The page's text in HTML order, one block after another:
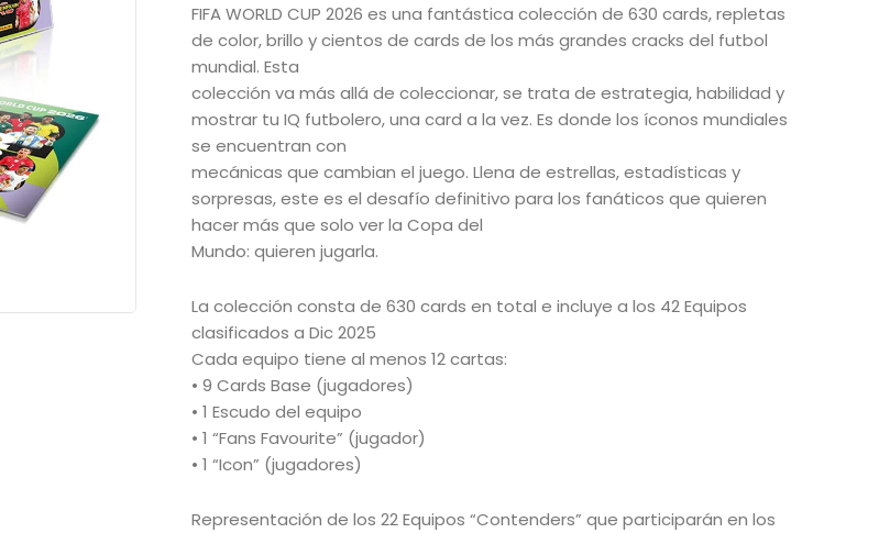
FIFA WORLD CUP 2026 es una fantástica colección de 630 cards, repletas
de color, brillo y cientos de cards de los más grandes cracks del futbol
mundial. Esta
colección va más allá de coleccionar, se trata de estrategia, habilidad y
mostrar tu IQ futbolero, una card a la vez. Es donde los íconos mundiales
se encuentran con
mecánicas que cambian el juego. Llena de estrellas, estadísticas y
sorpresas, este es el desafío definitivo para los fanáticos que quieren
hacer más que solo ver la Copa del
Mundo: quieren jugarla.
La colección consta de 630 cards en total e incluye a los 42 Equipos
clasificados a Dic 2025
Cada equipo tiene al menos 12 cartas:
• 9 Cards Base (jugadores)
• 1 Escudo del equipo
• 1 “Fans Favourite” (jugador)
• 1 “Icon” (jugadores)
Representación de los 22 Equipos “Contenders” que participarán en los